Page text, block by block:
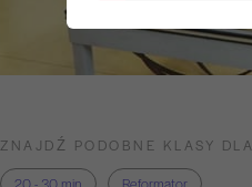
ZNAJDŹ PODOBNE KLASY DLA